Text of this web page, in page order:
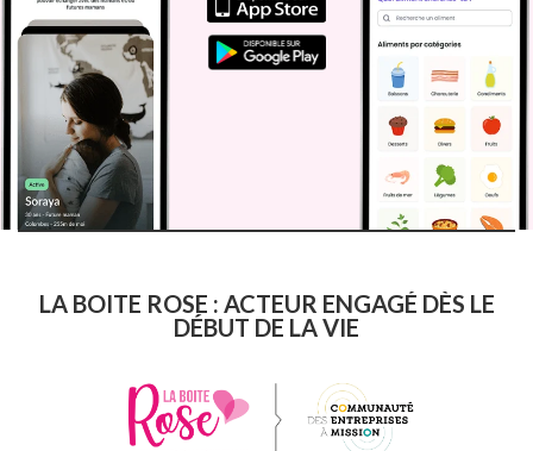
LA BOITE ROSE : ACTEUR ENGAGÉ DÈS LE
DÉBUT DE LA VIE